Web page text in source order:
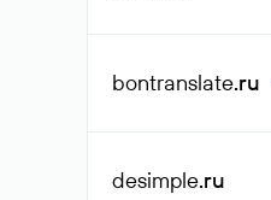
bontranslate.ru
desimple.ru